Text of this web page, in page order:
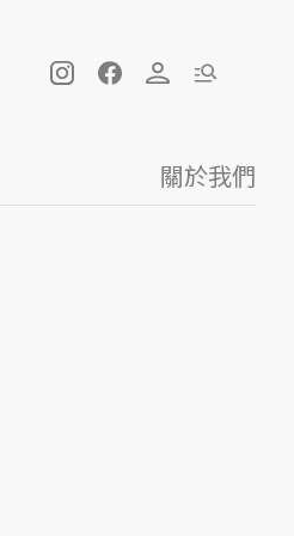
關於我們